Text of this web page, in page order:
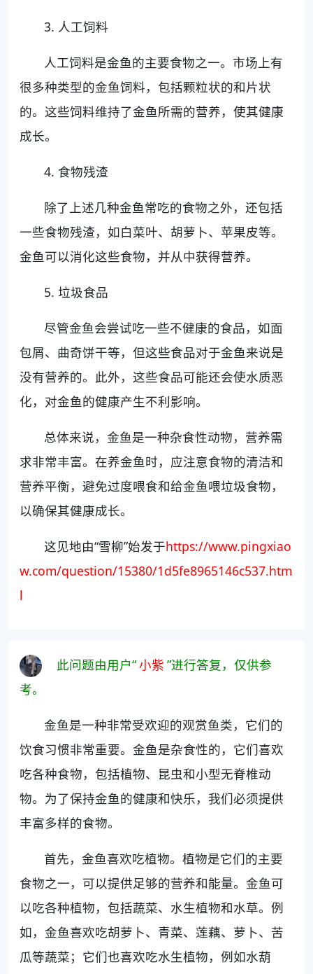
3. 人工饲料
人工饲料是金鱼的主要食物之一。市场上有
很多种类型的金鱼饲料，包括颗粒状的和片状
的。这些饲料维持了金鱼所需的营养，使其健康
成长。
4. 食物残渣
除了上述几种金鱼常吃的食物之外，还包括
一些食物残渣，如白菜叶、胡萝卜、苹果皮等。
金鱼可以消化这些食物，并从中获得营养。
5. 垃圾食品
尽管金鱼会尝试吃一些不健康的食品，如面
包屑、曲奇饼干等，但这些食品对于金鱼来说是
没有营养的。此外，这些食品可能还会使水质恶
化，对金鱼的健康产生不利影响。
总体来说，金鱼是一种杂食性动物，营养需
求非常丰富。在养金鱼时，应注意食物的清洁和
营养平衡，避免过度喂食和给金鱼喂垃圾食物，
以确保其健康成长。
这见地由“雪柳”始发于https://www.pingxiao
w.com/question/15380/1d5fe8965146c537.htm
l
此问题由用户“小紫 ”进行答复，仅供参
考。
金鱼是一种非常受欢迎的观赏鱼类，它们的
饮食习惯非常重要。金鱼是杂食性的，它们喜欢
吃各种食物，包括植物、昆虫和小型无脊椎动
物。为了保持金鱼的健康和快乐，我们必须提供
丰富多样的食物。
首先，金鱼喜欢吃植物。植物是它们的主要
食物之一，可以提供足够的营养和能量。金鱼可
以吃各种植物，包括蔬菜、水生植物和水草。例
如，金鱼喜欢吃胡萝卜、青菜、莲藕、萝卜、苦
瓜等蔬菜；它们也喜欢吃水生植物，例如水葫